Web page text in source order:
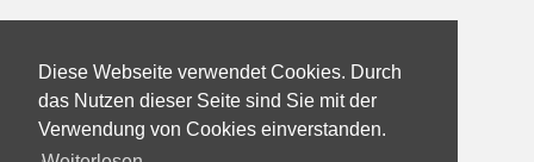
Diese Webseite verwendet Cookies. Durch
das Nutzen dieser Seite sind Sie mit der
Verwendung von Cookies einverstanden.